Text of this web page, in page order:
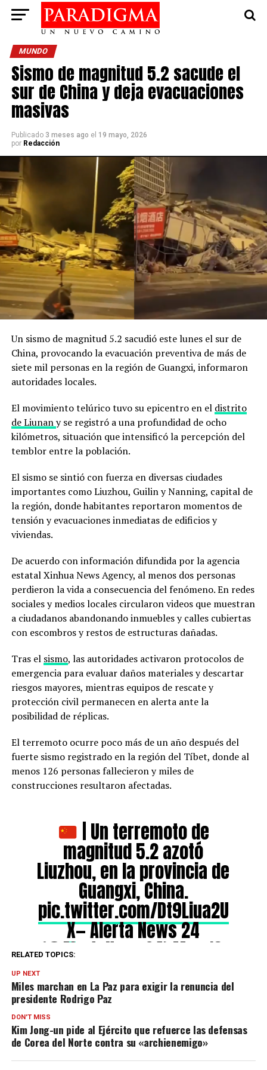
MUNDO
Sismo de magnitud 5.2 sacude el
sur de China y deja evacuaciones
masivas
Publicado 3 meses ago el 19 mayo, 2026
por Redacción
Un sismo de magnitud 5.2 sacudió este lunes el sur de
China, provocando la evacuación preventiva de más de
siete mil personas en la región de Guangxi, informaron
autoridades locales.
El movimiento telúrico tuvo su epicentro en el distrito
de Liunany se registró a una profundidad de ocho
kilómetros, situación que intensificó la percepción del
temblor entre la población.
El sismo se sintió con fuerza en diversas ciudades
importantes como Liuzhou, Guilin y Nanning, capital de
la región, donde habitantes reportaron momentos de
tensión y evacuaciones inmediatas de edificios y
viviendas.
De acuerdo con información difundida por la agencia
estatal Xinhua News Agency, al menos dos personas
perdieron la vida a consecuencia del fenómeno. En redes
sociales y medios locales circularon videos que muestran
a ciudadanos abandonando inmuebles y calles cubiertas
con escombros y restos de estructuras dañadas.
Tras el sismo, las autoridades activaron protocolos de
emergencia para evaluar daños materiales y descartar
riesgos mayores, mientras equipos de rescate y
protección civil permanecen en alerta ante la
posibilidad de réplicas.
El terremoto ocurre poco más de un año después del
fuerte sismo registrado en la región del Tíbet, donde al
menos 126 personas fallecieron y miles de
construcciones resultaron afectadas.
| Un terremoto de
magnitud 5.2 azotó
Liuzhou, en la provincia de
Guangxi, China.
pic.twitter.com/Dt9Liua2U
X— Alerta News 24
(@AlertaNews24) May 18,
RELATED TOPICS:
UP NEXT
Miles marchan en La Paz para exigir la renuncia del
presidente Rodrigo Paz
DON'T MISS
Kim Jong-un pide al Ejército que refuerce las defensas
de Corea del Norte contra su «archienemigo»